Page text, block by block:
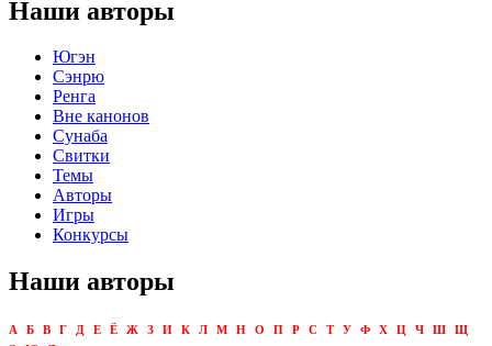
Наши авторы
Югэн
Сэнрю
Ренга
Вне канонов
Сунаба
Свитки
Темы
Авторы
Игры
Конкурсы
Наши авторы
А Б В Г Д Е Ё Ж З И К Л М Н О П Р С Т У Ф Х Ц Ч Ш
Щ